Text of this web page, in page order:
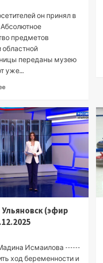
он принял в
Абсолютное
предметов
областной
переданы музею
уже...
Ульяновск (эфир
Исмаилова ------
ход беременности и